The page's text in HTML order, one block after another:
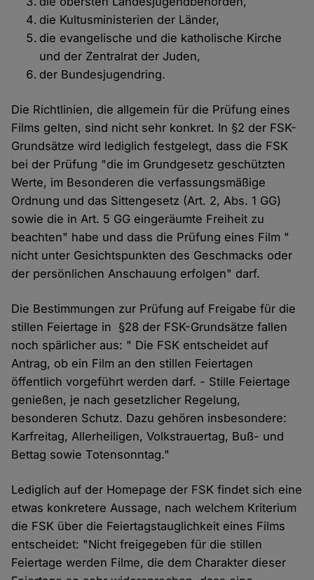
die Kultusministerien der Länder,
die evangelische und die katholische Kirche
und der Zentralrat der Juden,
der Bundesjugendring.
Die Richtlinien, die allgemein für die Prüfung eines
Films gelten, sind nicht sehr konkret. In §2 der FSK-
Grundsätze wird lediglich festgelegt, dass die FSK
bei der Prüfung "die im Grundgesetz geschützten
Werte, im Besonderen die verfassungsmäßige
Ordnung und das Sittengesetz (Art. 2, Abs. 1 GG)
sowie die in Art. 5 GG eingeräumte Freiheit zu
beachten" habe und dass die Prüfung eines Film "
nicht unter Gesichtspunkten des Geschmacks oder
der persönlichen Anschauung erfolgen" darf.
Die Bestimmungen zur Prüfung auf Freigabe für die
stillen Feiertage in §28 der FSK-Grundsätze fallen
noch spärlicher aus: " Die FSK entscheidet auf
Antrag, ob ein Film an den stillen Feiertagen
öffentlich vorgeführt werden darf. - Stille Feiertage
genießen, je nach gesetzlicher Regelung,
besonderen Schutz. Dazu gehören insbesondere:
Karfreitag, Allerheiligen, Volkstrauertag, Buß- und
Bettag sowie Totensonntag."
Lediglich auf der Homepage der FSK findet sich eine
etwas konkretere Aussage, nach welchem Kriterium
die FSK über die Feiertagstauglichkeit eines Films
entscheidet: "Nicht freigegeben für die stillen
Feiertage werden Filme, die dem Charakter dieser